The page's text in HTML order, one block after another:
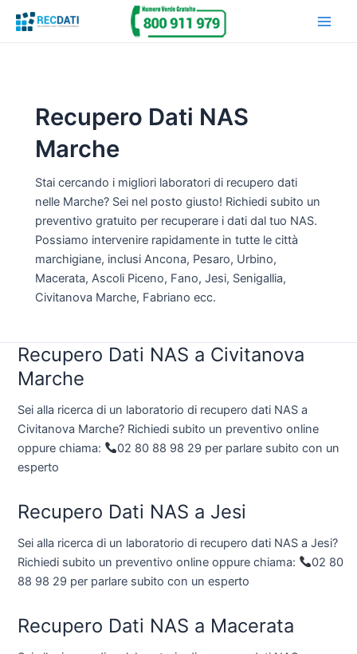
Main
Recupero Dati NAS
Marche
Stai cercando i migliori laboratori di recupero dati
nelle Marche? Sei nel posto giusto! Richiedi subito un
preventivo gratuito per recuperare i dati dal tuo NAS.
Possiamo intervenire rapidamente in tutte le città
marchigiane, inclusi Ancona, Pesaro, Urbino,
Macerata, Ascoli Piceno, Fano, Jesi, Senigallia,
Civitanova Marche, Fabriano ecc.
Recupero Dati NAS a Civitanova
Marche
Sei alla ricerca di un laboratorio di recupero dati NAS a
Civitanova Marche? Richiedi subito un preventivo online
oppure chiama:
02 80 88 98 29 per parlare subito con un
esperto
Recupero Dati NAS a Jesi
Sei alla ricerca di un laboratorio di recupero dati NAS a Jesi?
Richiedi subito un preventivo online oppure chiama:
02 80
88 98 29 per parlare subito con un esperto
Recupero Dati NAS a Macerata